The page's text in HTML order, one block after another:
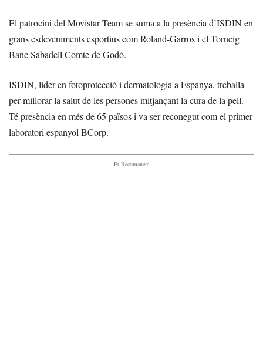
El patrocini del Movistar Team se suma a la presència d’ISDIN en
grans esdeveniments esportius com Roland-Garros i el Torneig
Banc Sabadell Comte de Godó.
ISDIN, líder en fotoprotecció i dermatologia a Espanya, treballa
per millorar la salut de les persones mitjançant la cura de la pell.
Té presència en més de 65 països i va ser reconegut com el primer
laboratori espanyol BCorp.
- Et Recomanem -